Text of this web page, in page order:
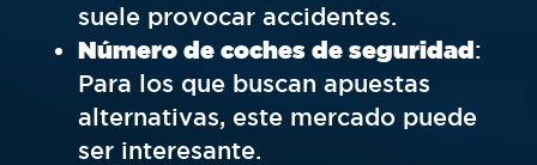
suele provocar accidentes.
Número de coches de seguridad:
Para los que buscan apuestas
alternativas, este mercado puede
ser interesante.